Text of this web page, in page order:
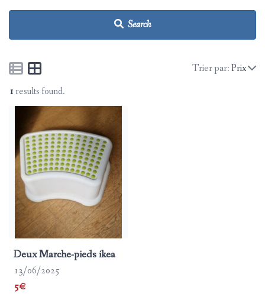
PRIER 🙏
BIBLIOTHÈQUE (TEXTE 📚 ET AUDIO 🎧)
QUI SOMMES-NOUS ?
CHERCHER 🔎
ANNONCES 🔒
Search
Trier par:Prix
1 results found.
Deux Marche-pieds ikea
13/06/2025
5€